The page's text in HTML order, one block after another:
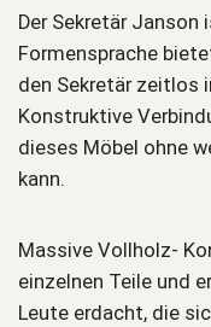
Der Sekretär Janson
Formensprache
den Sekretär zeitlos
Konstruktive
dieses Möbel ohne
kann.
Massive Vollholz-
einzelnen Teile und
Leute erdacht, die